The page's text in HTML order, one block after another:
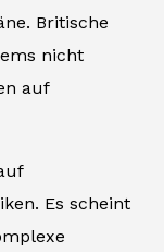
Britische
nicht
auf
Es scheint